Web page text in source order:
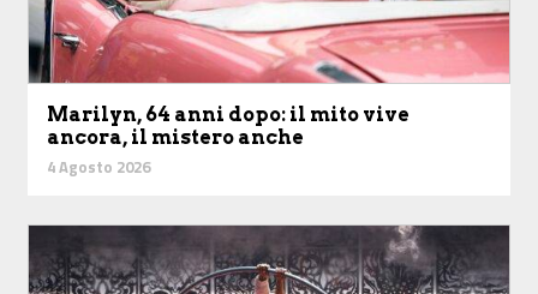
Marilyn, 64 anni dopo: il mito vive
ancora, il mistero anche
4 Agosto 2026